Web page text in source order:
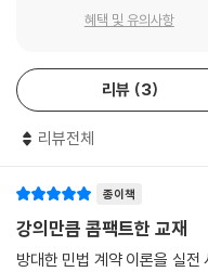
로 반드시 알아두어야 하는 핵
3. 행정사 출제경향에 맞춘 다
1) 전 회차 출제경향과 최신 판
통해 다양한 유형의 문제에 폭
2) 중요 조문 및 최신 판례를
[행정사 시험 합격을 위한 해
사 adm.Hackers.com)]
혜택 및 유의사항
리뷰 3
리뷰전체
종이책
강의만큼 콤팩트한 교재
방대한 민법 계약 이론을 실전